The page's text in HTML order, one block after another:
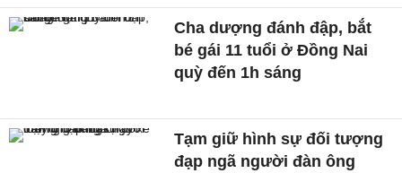
Cha dượng đánh đập, bắt
bé gái 11 tuổi ở Đồng Nai
quỳ đến 1h sáng
Tạm giữ hình sự đối tượng
đạp ngã người đàn ông